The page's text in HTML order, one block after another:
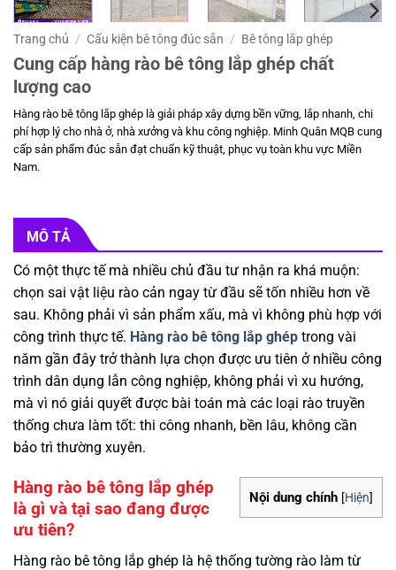
Trang chủ / Cấu kiện bê tông đúc sẵn / Bê tông lắp ghép
Cung cấp hàng rào bê tông lắp ghép chất
lượng cao
Hàng rào bê tông lắp ghép là giải pháp xây dựng bền vững, lắp nhanh, chi
phí hợp lý cho nhà ở, nhà xưởng và khu công nghiệp. Minh Quân MQB cung
cấp sản phẩm đúc sẵn đạt chuẩn kỹ thuật, phục vụ toàn khu vực Miền
Nam.
MÔ TẢ
Có một thực tế mà nhiều chủ đầu tư nhận ra khá muộn:
chọn sai vật liệu rào cản ngay từ đầu sẽ tốn nhiều hơn về
sau. Không phải vì sản phẩm xấu, mà vì không phù hợp với
công trình thực tế. Hàng rào bê tông lắp ghép trong vài
năm gần đây trở thành lựa chọn được ưu tiên ở nhiều công
trình dân dụng lẫn công nghiệp, không phải vì xu hướng,
mà vì nó giải quyết được bài toán mà các loại rào truyền
thống chưa làm tốt: thi công nhanh, bền lâu, không cần
bảo trì thường xuyên.
Nội dung chính [Hiện]
Hàng rào bê tông lắp ghép
là gì và tại sao đang được
ưu tiên?
Hàng rào bê tông lắp ghép là hệ thống tường rào làm từ